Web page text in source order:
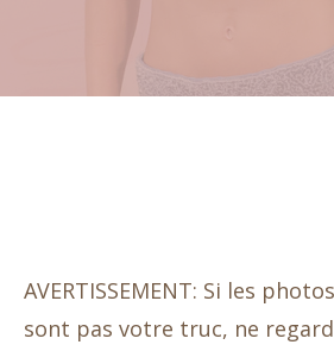
AVERTISSEMENT: Si les
sont pas votre truc, ne